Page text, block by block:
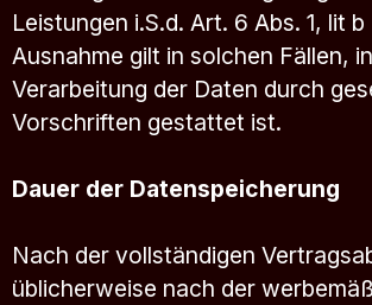
Leistungen i.S.d. Art. 6 Abs. 1, lit b
Ausnahme gilt in solchen Fällen,
Verarbeitung der Daten durch
Vorschriften gestattet ist.
Dauer der Datenspeicherung
Nach der vollständigen
üblicherweise nach der